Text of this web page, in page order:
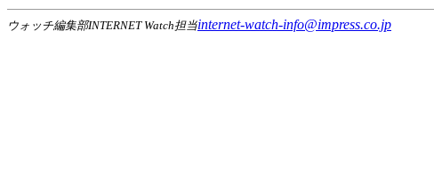
ウォッチ編集部INTERNET Watch担当internet-watch-info@impress.co.jp